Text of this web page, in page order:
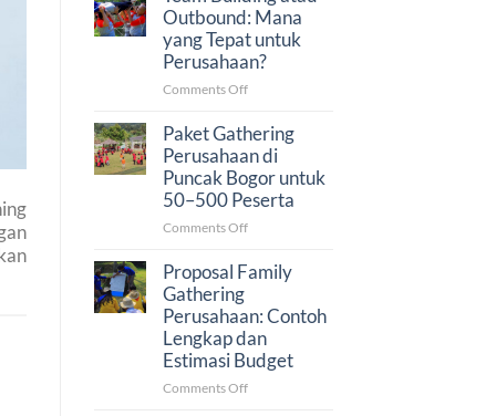
Outbound: Mana
yang Tepat untuk
Perusahaan?
Comments Offon
Building
atau
Outbound:
Mana
yang
Tepat
Perusahaan?
Paket Gathering
Perusahaan di
Puncak Bogor untuk
50–500 Peserta
Comments Offon
Gathering
Perusahaan
Puncak
Bogor
untuk
50–
Proposal Family
Gathering
Perusahaan: Contoh
Lengkap dan
Estimasi Budget
Comments Offon